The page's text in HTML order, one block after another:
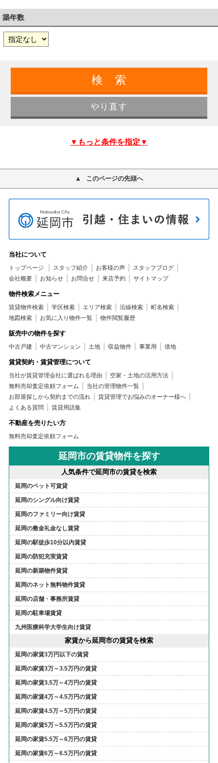
築年数
▼もっと条件を指定▼
このページの先頭へ
当社について
トップページ スタッフ紹介 お客様の声
スタッフブログ
会社概要
お知らせ お問合せ 来店予約 サイトマップ
物件検索メニュー
賃貸物件検索 学区検索 エリア検索 沿線検索
町名検索
地図検索
お気に入り物件一覧 物件閲覧履歴
販売中の物件を探す
中古戸建 中古マンション 土地 収益物件 事業用 借地
賃貸契約・賃貸管理について
当社が賃貸管理会社に選ばれる理由
空家・土地の活用方法
無料売却査定依頼フォーム
当社の管理物件一覧
お部屋探しから契約までの流れ
賃貸管理でお悩みのオーナー様へ
よくある質問
賃貸用語集
不動産を売りたい方
無料売却査定依頼フォーム
延岡市の賃貸物件を探す
人気条件で延岡市の賃貸を検索
延岡のペット可賃貸
延岡のシングル向け賃貸
延岡のファミリー向け賃貸
延岡の敷金礼金なし賃貸
延岡の駅徒歩10分以内賃貸
延岡の防犯充実賃貸
延岡の新築物件賃貸
延岡のネット無料物件賃貸
延岡の店舗・事務所賃貸
延岡の駐車場賃貸
九州医療科学大学生向け賃貸
家賃から延岡市の賃貸を検索
延岡の家賃3万円以下の賃貸
延岡の家賃3万～3.5万円の賃貸
延岡の家賃3.5万～4万円の賃貸
延岡の家賃4万～4.5万円の賃貸
延岡の家賃4.5万～5万円の賃貸
延岡の家賃5万～5.5万円の賃貸
延岡の家賃5.5万～6万円の賃貸
延岡の家賃6万～6.5万円の賃貸